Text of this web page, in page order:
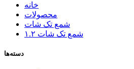
خانه
محصولات
شمع تک شات
شمع تک شات ۱.۲
دسته‌ها